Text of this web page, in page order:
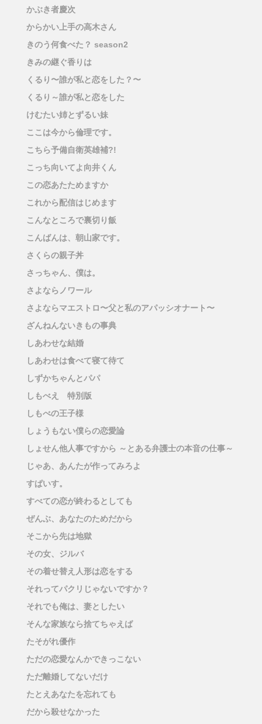
かぶき者慶次
からかい上手の高木さん
きのう何食べた？ season2
きみの継ぐ香りは
くるり〜誰が私と恋をした？〜
くるり～誰が私と恋をした
けむたい姉とずるい妹
ここは今から倫理です。
こちら予備自衛英雄補?!
こっち向いてよ向井くん
この恋あたためますか
これから配信はじめます
こんなところで裏切り飯
こんばんは、朝山家です。
さくらの親子丼
さっちゃん、僕は。
さよならノワール
さよならマエストロ〜父と私のアパッシオナート〜
ざんねんないきもの事典
しあわせな結婚
しあわせは食べて寝て待て
しずかちゃんとパパ
しもべえ 特別版
しもべの王子様
しょうもない僕らの恋愛論
しょせん他人事ですから ～とある弁護士の本音の仕事～
じゃあ、あんたが作ってみろよ
すぱいす。
すべての恋が終わるとしても
ぜんぶ、あなたのためだから
そこから先は地獄
その女、ジルバ
その着せ替え人形は恋をする
それってパクリじゃないですか？
それでも俺は、妻としたい
そんな家族なら捨てちゃえば
たそがれ優作
ただの恋愛なんかできっこない
ただ離婚してないだけ
たとえあなたを忘れても
だから殺せなかった